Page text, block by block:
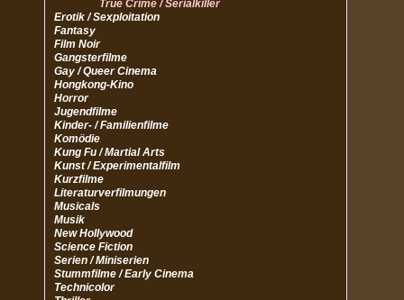
True Crime / Serialkiller
Erotik / Sexploitation
Fantasy
Film Noir
Gangsterfilme
Gay / Queer Cinema
Hongkong-Kino
Horror
Jugendfilme
Kinder- / Familienfilme
Komödie
Kung Fu / Martial Arts
Kunst / Experimentalfilm
Kurzfilme
Literaturverfilmungen
Musicals
Musik
New Hollywood
Science Fiction
Serien / Miniserien
Stummfilme / Early Cinema
Technicolor